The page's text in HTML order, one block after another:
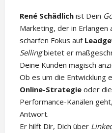
René Schädlich ist Dein
Marketing, der in Erlangen
scharfen Fokus auf
Sellingbietet er
Deine Kunden magisch
Ob es um die Entwicklung
Online-Strategie oder
Performance-Kanälen
Antwort.
Er hilft Dir, Dich über